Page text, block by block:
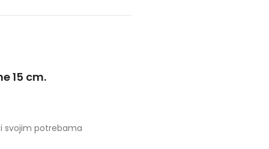
15 cm.
svojim potrebama